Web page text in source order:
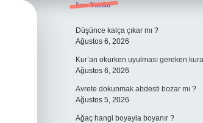
Sidebar
Son Yazılar
Düşünce kalça çıkar mı ?
Ağustos 6, 2026
Kur’an okurken uyulması gereken
Ağustos 6, 2026
Avrete dokunmak abdesti bozar mı ?
Ağustos 5, 2026
Ağaç hangi boyayla boyanır ?
ilbet yeni girişilbet yeni giriş